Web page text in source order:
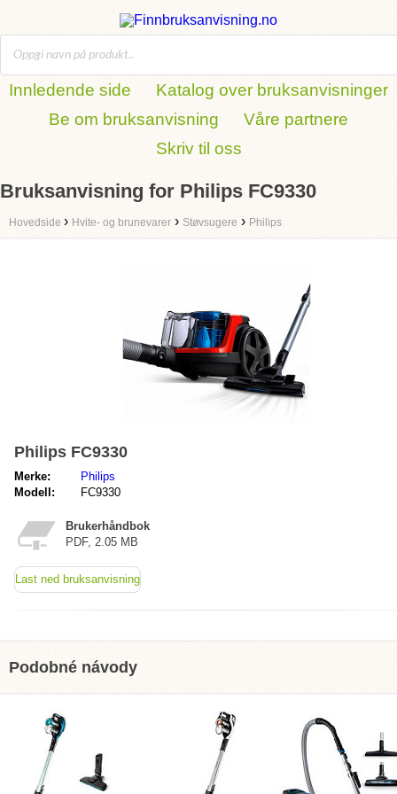
Innledende side
Katalog over bruksanvisninger
Be om bruksanvisning
Våre partnere
Skriv til oss
Bruksanvisning for Philips FC9330
Hovedside › Hvite- og brunevarer › Støvsugere › Philips
Philips FC9330
Merke:
Philips
Modell:
FC9330
Brukerhåndbok
PDF, 2.05 MB
Last ned bruksanvisning
Podobné návody